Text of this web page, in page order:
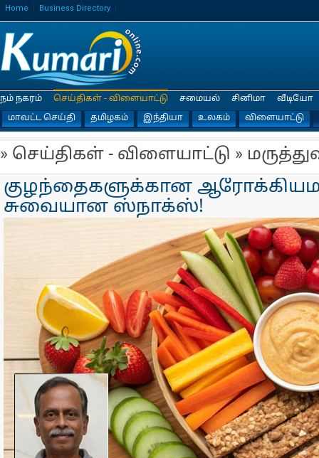
Home Business Directory
நம் நகரம்
செய்திகள் - விளையாட்டு
மாவட்ட செய்தி
தமிழகம் இந்தியா உலகம் விளையாட்டு
சமையல் சினிமா வீடியோ
» செய்திகள் - விளையாட்டு »
குழந்தைகளுக்கான
சுவையான ஸ்நாக்ஸ்!